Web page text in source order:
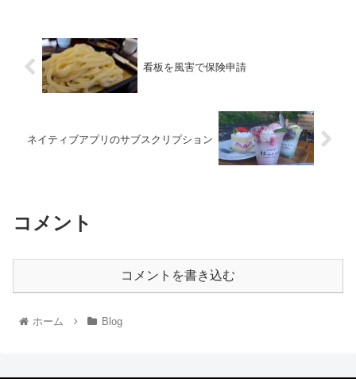
看板を風害で保険申請
ネイティブアプリのサブスクリプション
コメント
コメントを書き込む
ホーム Blog